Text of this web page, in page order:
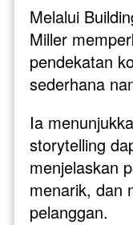
Melalui
Miller
pendekatan
sederhana
Ia
storytelling
menjelaskan
menarik, dan
pelanggan.